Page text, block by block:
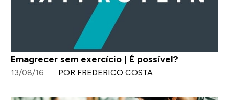
Emagrecer sem exercício | É possível?
13/08/16 POR FREDERICO COSTA